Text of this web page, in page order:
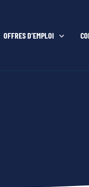
OFFRES D’EMPLOI